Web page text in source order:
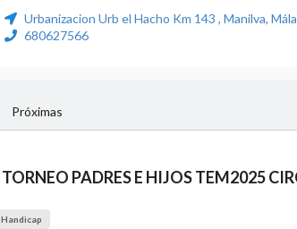
Urbanizacion Urb el Hacho Km 143 , Manilva,
680627566
Próximas
Handicap